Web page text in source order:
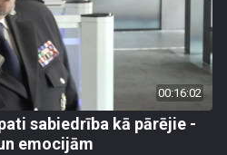
00:16:02
sabiedrība kā pārējie -
emocijām